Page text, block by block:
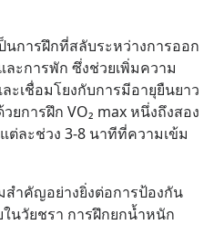
นการฝึกที่สลับระหว่างการออก
ะการพัก ซึ่งช่วยเพิ่มความ
ะเชื่อมโยงกับการมีอายุยืนยาว
ยการฝึก VO₂ max หนึ่งถึงสอง
ต่ละช่วง 3-8 นาทีที่ความเข้ม
ำคัญอย่างยิ่งต่อการป้องกัน
นวัยชรา การฝึกยกน้ำหนัก